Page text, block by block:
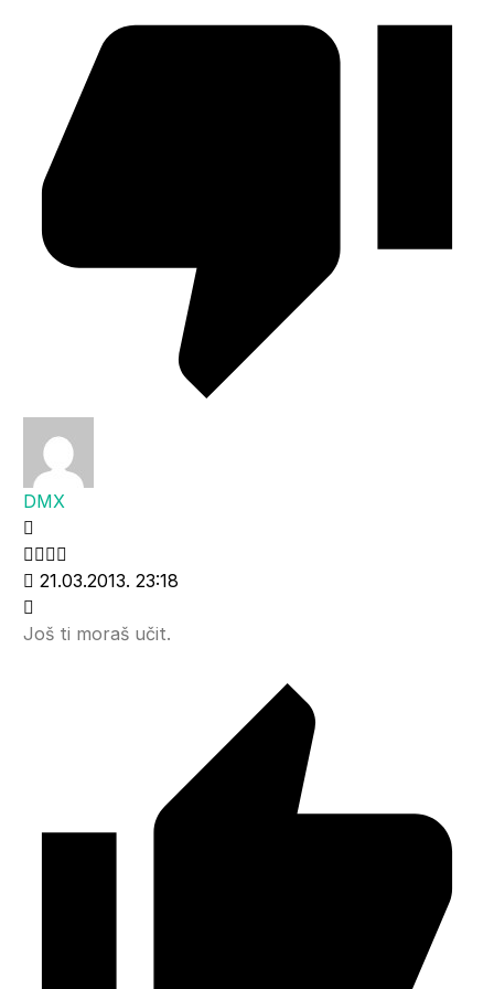
DMX
21.03.2013. 23:18
Još ti moraš učit.